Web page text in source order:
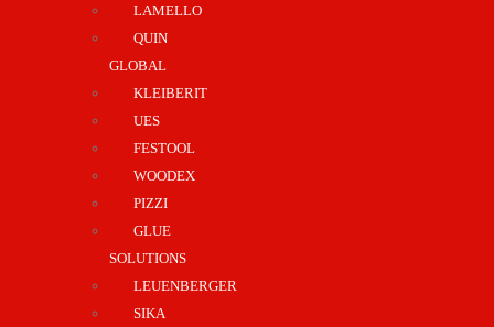
LAMELLO
QUIN
GLOBAL
KLEIBERIT
UES
FESTOOL
WOODEX
PIZZI
GLUE
SOLUTIONS
LEUENBERGER
SIKA